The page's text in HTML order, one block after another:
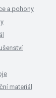
a pohony
materiál